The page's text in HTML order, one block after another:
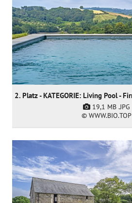
19,1 MB .JPG
© WWW.BIO.TOP